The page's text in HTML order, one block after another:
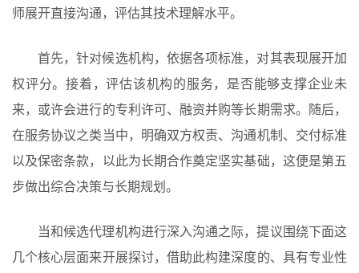
师展开直接沟通，评估其技术理解水平。
首先，针对候选机构，依据各项标准，对其表现展开加
权评分。接着，评估该机构的服务，是否能够支撑企业未
来，或许会进行的专利许可、融资并购等长期需求。随后，
在服务协议之类当中，明确双方权责、沟通机制、交付标准
以及保密条款，以此为长期合作奠定坚实基础，这便是第五
步做出综合决策与长期规划。
当和候选代理机构进行深入沟通之际，提议围绕下面这
几个核心层面来开展探讨，借助此构建深度的、具有专业性